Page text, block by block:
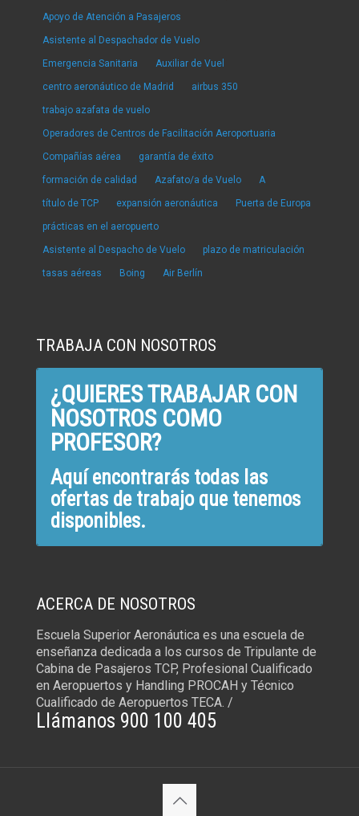
Apoyo de Atención a Pasajeros
Asistente al Despachador de Vuelo
Emergencia Sanitaria Auxiliar de Vuel
centro aeronáutico de Madrid airbus 350
trabajo azafata de vuelo
Operadores de Centros de Facilitación Aeroportuaria
Compañías aérea garantía de éxito
formación de calidad Azafato/a de Vuelo A
título de TCP expansión aeronáutica Puerta de Europa
prácticas en el aeropuerto
Asistente al Despacho de Vuelo plazo de matriculación
tasas aéreas Boing Air Berlín
TRABAJA CON NOSOTROS
¿QUIERES TRABAJAR CON
NOSOTROS COMO
PROFESOR?
Aquí encontrarás todas las
ofertas de trabajo que tenemos
disponibles.
ACERCA DE NOSOTROS
Escuela Superior Aeronáutica es una escuela de
enseñanza dedicada a los cursos de Tripulante de
Cabina de Pasajeros TCP, Profesional Cualificado
en Aeropuertos y Handling PROCAH y Técnico
Cualificado de Aeropuertos TECA. /
Llámanos 900 100 405